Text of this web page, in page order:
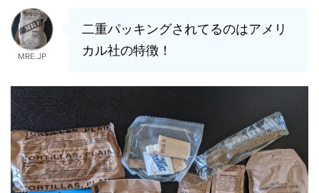
MRE.JP
二重パッキングされてるのはアメリ
カル社の特徴！